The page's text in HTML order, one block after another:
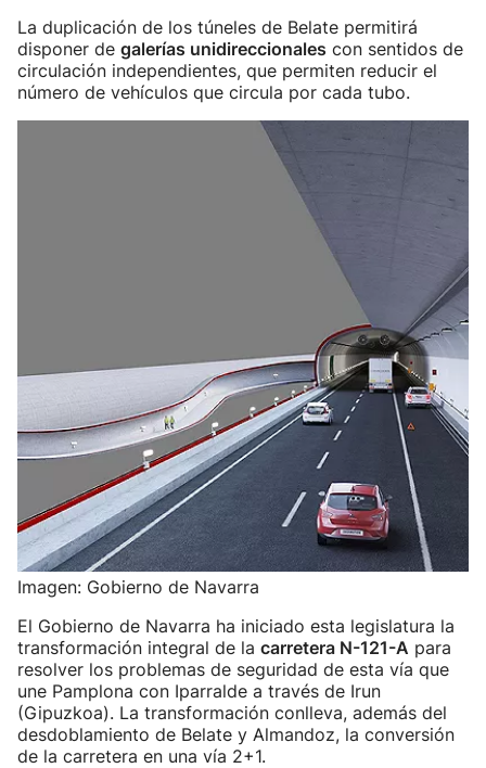
La duplicación de los túneles de Belate permitirá
disponer de galerías unidireccionales con sentidos de
circulación independientes, que permiten reducir el
número de vehículos que circula por cada tubo.
Imagen: Gobierno de Navarra
El Gobierno de Navarra ha iniciado esta legislatura la
transformación integral de la carretera N-121-A para
resolver los problemas de seguridad de esta vía que
une Pamplona con Iparralde a través de Irun
(Gipuzkoa). La transformación conlleva, además del
desdoblamiento de Belate y Almandoz, la conversión
de la carretera en una vía 2+1.